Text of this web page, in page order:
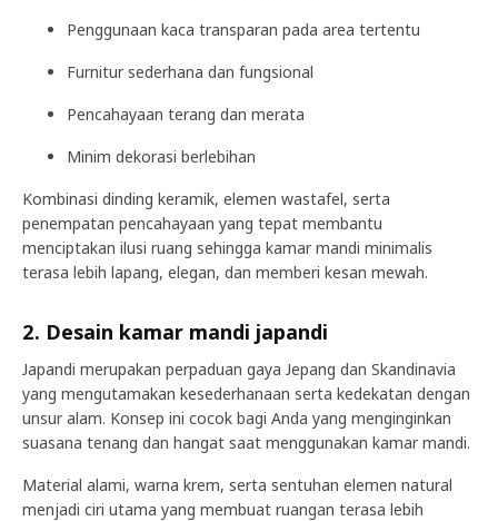
Penggunaan kaca transparan pada area tertentu
Furnitur sederhana dan fungsional
Pencahayaan terang dan merata
Minim dekorasi berlebihan
Kombinasi dinding keramik, elemen wastafel, serta
penempatan pencahayaan yang tepat membantu
menciptakan ilusi ruang sehingga kamar mandi minimalis
terasa lebih lapang, elegan, dan memberi kesan mewah.
2. Desain kamar mandi japandi
Japandi merupakan perpaduan gaya Jepang dan Skandinavia
yang mengutamakan kesederhanaan serta kedekatan dengan
unsur alam. Konsep ini cocok bagi Anda yang menginginkan
suasana tenang dan hangat saat menggunakan kamar mandi.
Material alami, warna krem, serta sentuhan elemen natural
menjadi ciri utama yang membuat ruangan terasa lebih